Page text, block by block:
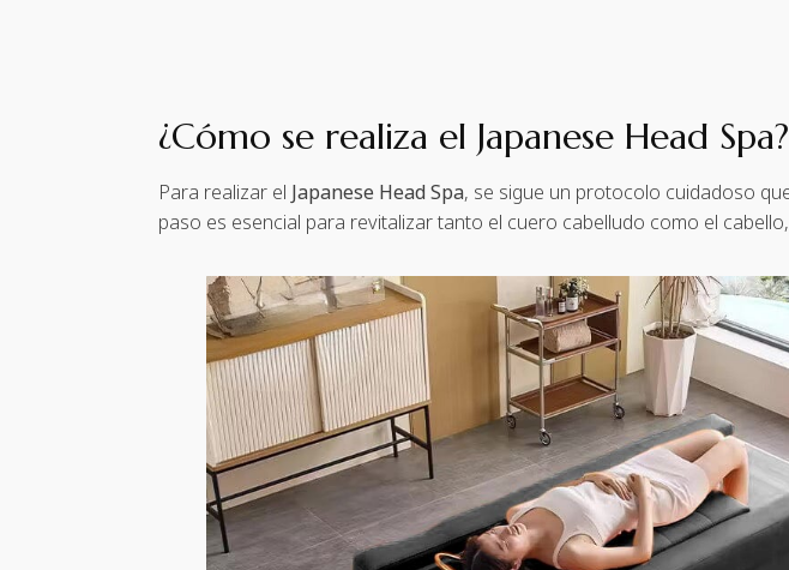
¿Cómo se realiza el Japanese Head Spa?
Para realizar el Japanese Head Spa, se sigue un protocolo cuidadoso
paso es esencial para revitalizar tanto el cuero cabelludo como el